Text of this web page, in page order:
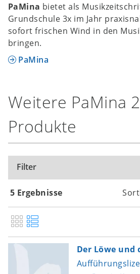
PaMina bietet als
Grundschule 3x im Jahr
sofort frischen Wind in den
bringen.
PaMina
Weitere PaMina
Produkte
Filter
5 Ergebnisse
Der Löwe und